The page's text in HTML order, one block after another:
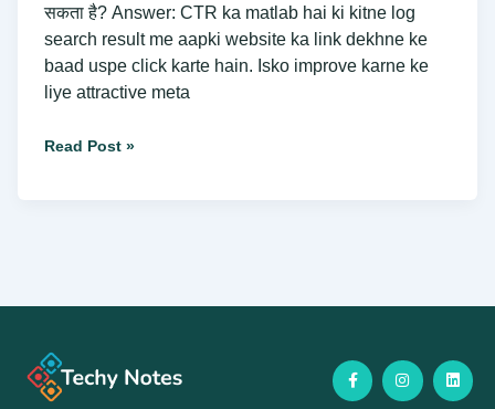
सकता है? Answer: CTR ka matlab hai ki kitne log
search result me aapki website ka link dekhne ke
baad uspe click karte hain. Isko improve karne ke
liye attractive meta
Read Post »
F
a
c
I
n
s
L
i
n